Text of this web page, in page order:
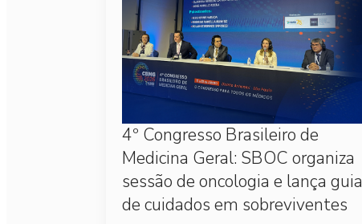
4º Congresso Brasileiro de
Medicina Geral: SBOC organiza
sessão de oncologia e lança guia
de cuidados em sobreviventes